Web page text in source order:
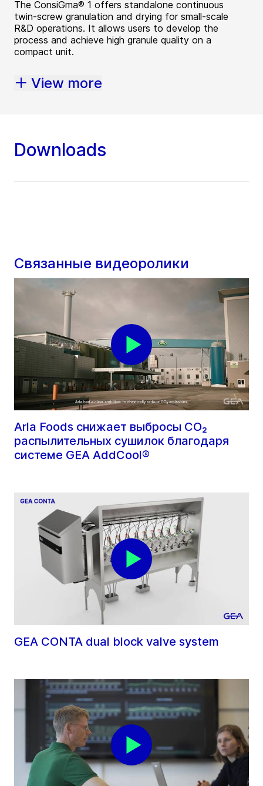
The ConsiGma® 1 offers standalone continuous
twin-screw granulation and drying for small-scale
R&D operations. It allows users to develop the
process and achieve high granule quality on a
compact unit.
View more
Downloads
Связанные видеоролики
Arla Foods снижает выбросы CO₂
распылительных сушилок благодаря
системе GEA AddCool®
GEA CONTA dual block valve system